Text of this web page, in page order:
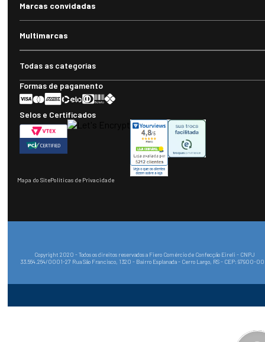
Marcas convidadas
Multimarcas
Todas as categorias
Formas de pagamento
Selos e Certificados
Mapa do SitePolíticas de Privacidade
Copyright 2020 - Todos os direitos reservados a Fiero Comércio de Confecção Eireli - CNPJ
33.564.264/0001-27 Rua São Francisco, 1320 - Bairro Esplanada - Cerro Largo, RS - CEP: 97900-